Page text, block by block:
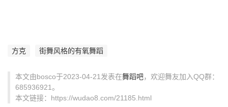
方克 街舞风格的有氧舞蹈
本文由bosco于2023-04-21发表在舞蹈吧，欢迎舞友加入QQ群：
685936921。
本文链接：https://wudao8.com/21185.html